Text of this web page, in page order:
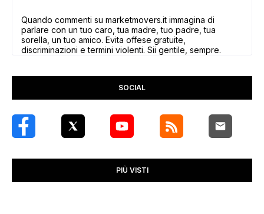
Quando commenti su marketmovers.it immagina di
parlare con un tuo caro, tua madre, tuo padre, tua
sorella, un tuo amico. Evita offese gratuite,
discriminazioni e termini violenti. Sii gentile, sempre.
SOCIAL
PIÙ VISTI